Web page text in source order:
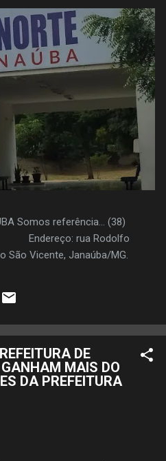
Somos referência... (38)
Endereço: rua Rodolfo
São Vicente, Janaúba/MG.
DE
MAIS DO
DA PREFEITURA